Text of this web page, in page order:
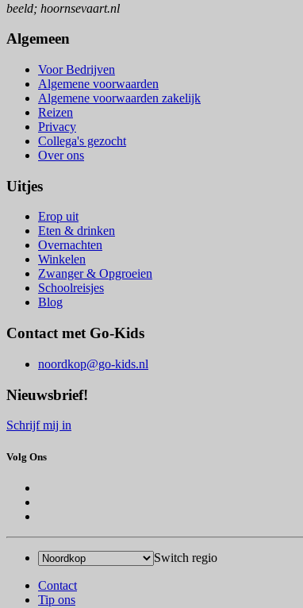
beeld; hoornsevaart.nl
Algemeen
Voor Bedrijven
Algemene voorwaarden
Algemene voorwaarden zakelijk
Reizen
Privacy
Collega's gezocht
Over ons
Uitjes
Erop uit
Eten & drinken
Overnachten
Winkelen
Zwanger & Opgroeien
Schoolreisjes
Blog
Contact met Go-Kids
noordkop@go-kids.nl
Nieuwsbrief!
Schrijf mij in
Volg Ons
Switch regio
Contact
Tip ons